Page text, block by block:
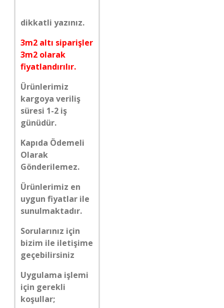
dikkatli yazınız.
3m2 altı siparişler
3m2 olarak
fiyatlandırılır.
Ürünlerimiz
kargoya veriliş
süresi 1-2 iş
günüdür.
Kapıda Ödemeli
Olarak
Gönderilemez.
Ürünlerimiz en
uygun fiyatlar ile
sunulmaktadır.
Sorularınız için
bizim ile iletişime
geçebilirsiniz
Uygulama işlemi
için gerekli
koşullar;